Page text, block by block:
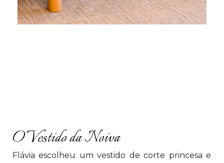
O Vestido da Noiva
Flávia escolheu um vestido de corte princesa e